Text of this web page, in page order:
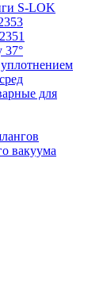
S-LOK
37°
для
вакуума